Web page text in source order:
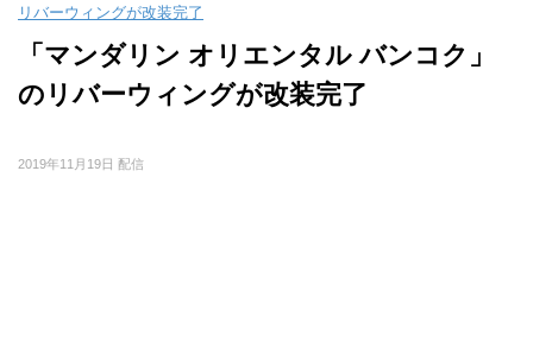
リバーウィングが改装完了
「マンダリン オリエンタル バンコク」
のリバーウィングが改装完了
2019年11月19日 配信